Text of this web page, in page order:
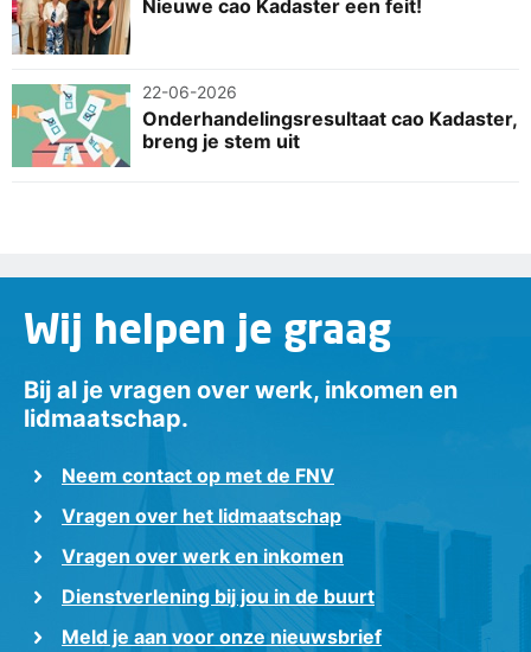
Nieuwe cao Kadaster een feit!
22-06-2026
Onderhandelingsresultaat cao Kadaster,
breng je stem uit
Wij helpen je graag
Bij al je vragen over werk, inkomen en
lidmaatschap.
Neem contact op met de FNV
Vragen over het lidmaatschap
Vragen over werk en inkomen
Dienstverlening bij jou in de buurt
Meld je aan voor onze nieuwsbrief